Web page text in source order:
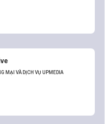
MẠI VÀ DỊCH VỤ UPMEDIA